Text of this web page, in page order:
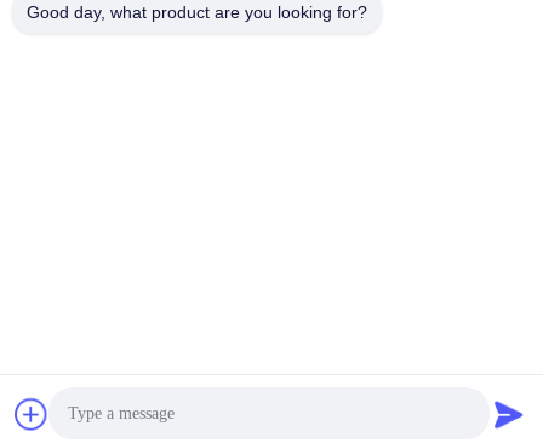
কপিরাইট © 2025 Qingdao KXD Steel Structure Co., Ltd সমস্ত অধিকার
Good day, what product are you looking for?